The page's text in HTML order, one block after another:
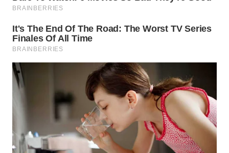
WN
MALUKU
WN
MALUT
WN
DANAU
TOBA